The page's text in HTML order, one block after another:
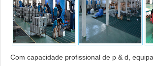
Com capacidade profissional de p & d,